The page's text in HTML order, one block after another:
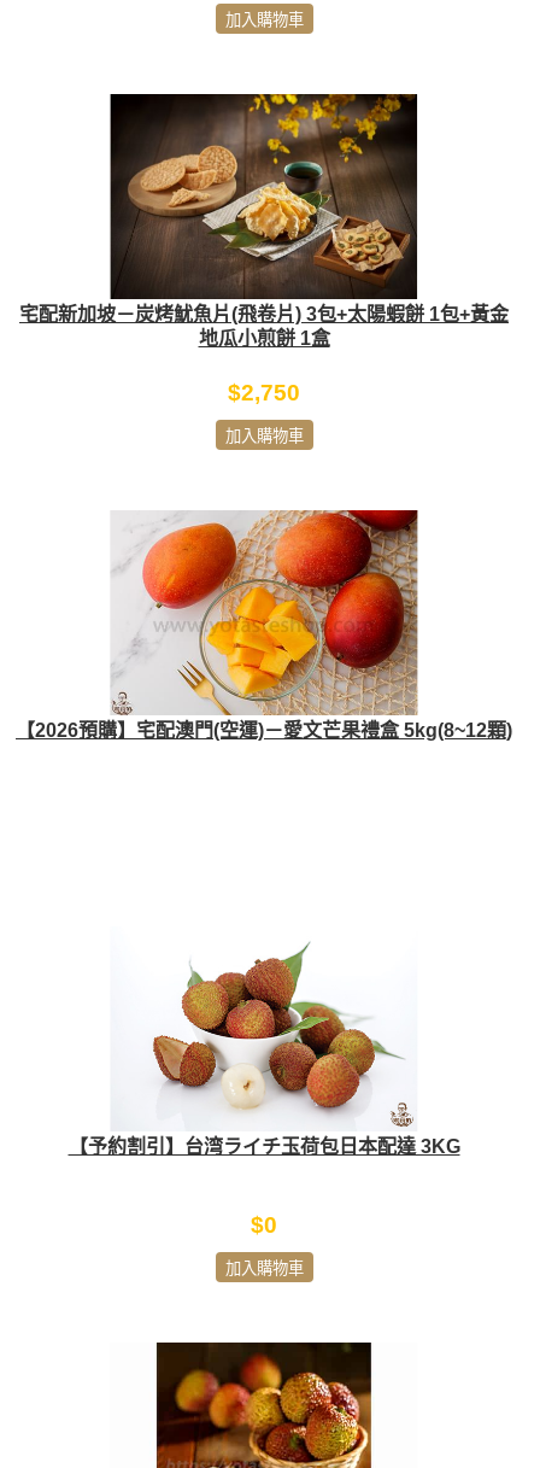
加入購物車
宅配新加坡－炭烤魷魚片(飛卷片) 3包+太陽蝦餅 1包+黃金
地瓜小煎餅 1盒
$2,750
加入購物車
【2026預購】宅配澳門(空運)－愛文芒果禮盒 5kg(8~12顆)
【予約割引】台湾ライチ玉荷包日本配達 3KG
$0
加入購物車